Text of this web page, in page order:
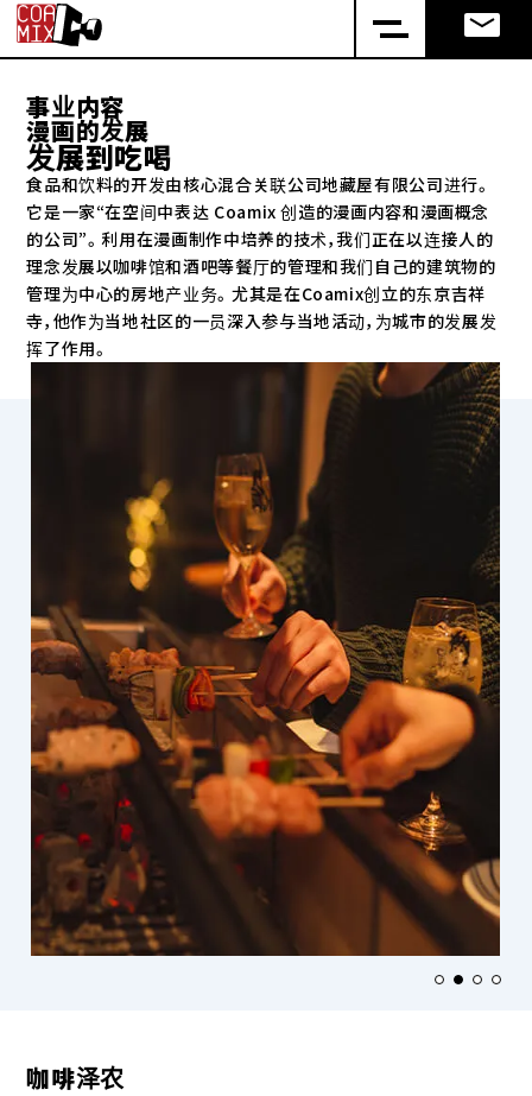
事业内容
漫画的发展
发展到吃喝
食品和饮料的开发由核心混合关联公司地藏屋有限公司进行。
它是一家“在空间中表达 Coamix 创造的漫画内容和漫画概念
的公司”。利用在漫画制作中培养的技术，我们正在以连接人的
理念发展以咖啡馆和酒吧等餐厅的管理和我们自己的建筑物的
管理为中心的房地产业务。尤其是在Coamix创立的东京吉祥
寺，他作为当地社区的一员深入参与当地活动，为城市的发展发
挥了作用。
咖啡泽农